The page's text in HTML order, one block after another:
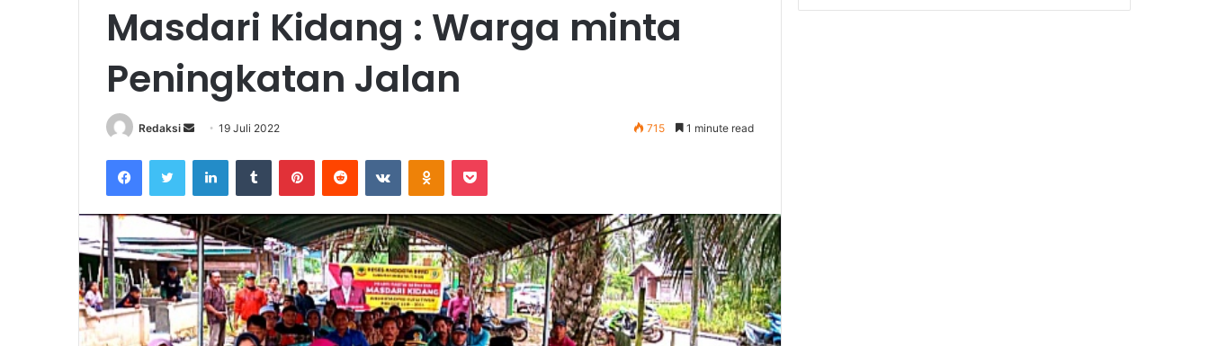
Masdari Kidang : Warga minta
Peningkatan Jalan
Redaksi
Send
email
19 Juli 2022 715 1 minute read
FacebookTwitter LinkedInTumblr PinterestReddit VKontakteOdnoklassniki
Pocket